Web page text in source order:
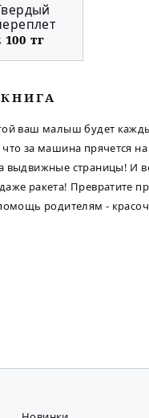
100 тг
ваш малыш будет
что за машина прячется
выдвижные страницы! И
ракета! Превратите
родителям -